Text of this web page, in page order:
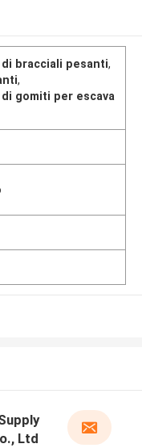
bracciali pesanti,
,
gomiti per escava
Ltd